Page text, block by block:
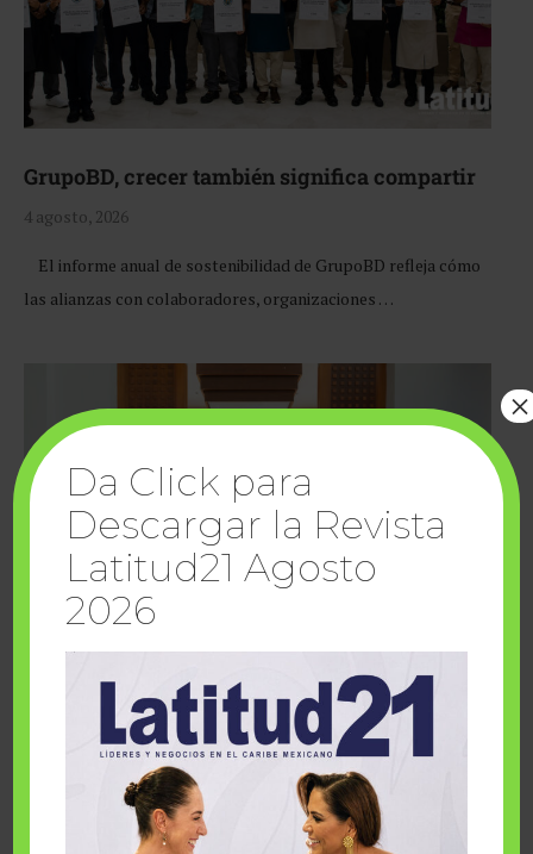
GrupoBD, crecer también significa compartir
4 agosto, 2026
El informe anual de sostenibilidad de GrupoBD refleja cómo
las alianzas con colaboradores, organizaciones …
Cuando la solidaridad inspira; cumplen
sueños Fairmont Mayakoba y Make-A-Wish
Da Click para
Descargar la Revista
Latitud21 Agosto
2026
×